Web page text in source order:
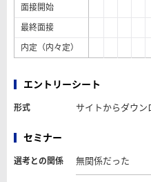
面接開始
最終面接
内定（内々定）
エントリーシート
形式 サイトからダウン
セミナー
選考との関係 無関係だった